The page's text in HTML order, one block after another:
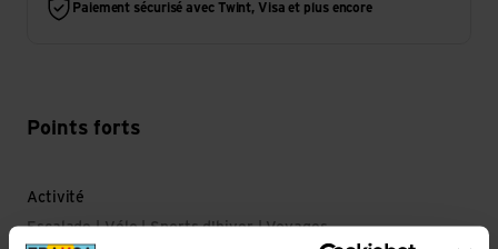
Paiement sécurisé avec Twint, Visa et plus encore
Points forts
Activité
Escalade | Vélo | Sports d'hiver | Voyages